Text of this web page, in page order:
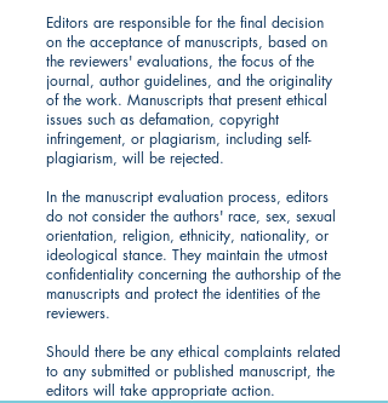
Editors are responsible for the final decision
on the acceptance of manuscripts, based on
the reviewers' evaluations, the focus of the
journal, author guidelines, and the originality
of the work. Manuscripts that present ethical
issues such as defamation, copyright
infringement, or plagiarism, including self-
plagiarism, will be rejected.
In the manuscript evaluation process, editors
do not consider the authors' race, sex, sexual
orientation, religion, ethnicity, nationality, or
ideological stance. They maintain the utmost
confidentiality concerning the authorship of the
manuscripts and protect the identities of the
reviewers.
Should there be any ethical complaints related
to any submitted or published manuscript, the
editors will take appropriate action.